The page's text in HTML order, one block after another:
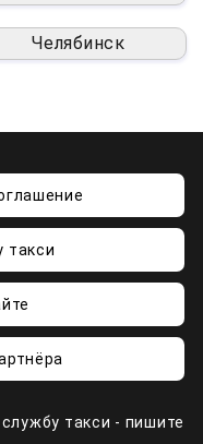
Челябинск
такси
такси - пишите